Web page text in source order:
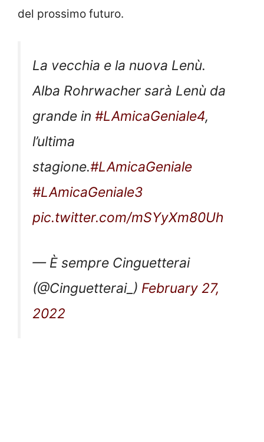
del prossimo futuro.
La vecchia e la nuova Lenù.
Alba Rohrwacher sarà Lenù da
grande in #LAmicaGeniale4,
l’ultima
stagione.#LAmicaGeniale
#LAmicaGeniale3
pic.twitter.com/mSYyXm80Uh
— È sempre Cinguetterai
(@Cinguetterai_) February 27,
2022